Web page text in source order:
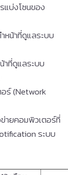
แบ่งโซนของ
หน้าที่ดูแลระบบ
าที่ดูแลระบบ
อร์ (Network
ายคอมพิวเตอร์ที่
ระบบ